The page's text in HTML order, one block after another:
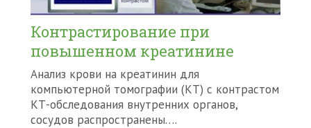
Контрастирование при
повышенном креатинине
Анализ крови на креатинин для
компьютерной томографии (КТ) с контрастом
КТ-обследования внутренних органов,
сосудов распространены….